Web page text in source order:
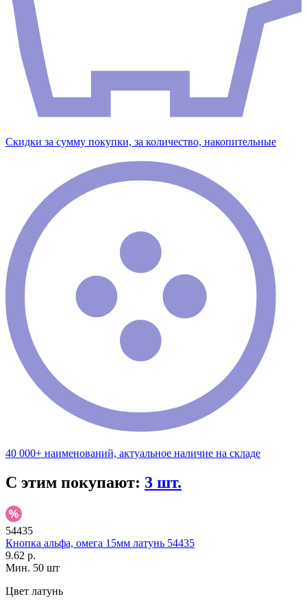
Скидки за сумму покупки, за количество, накопительные
40 000+ наименований, актуальное наличие на складе
С этим покупают: 3 шт.
54435
Кнопка альфа, омега 15мм латунь 54435
9.62 р.
Мин. 50 шт
Цвет латунь